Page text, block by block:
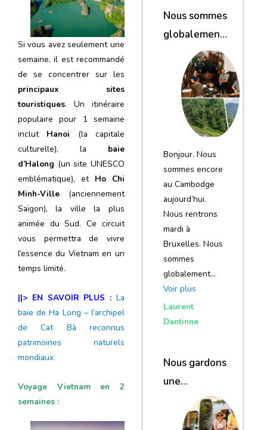
Si vous avez seulement une
semaine, il est recommandé
de se concentrer sur les
principaux sites
touristiques. Un itinéraire
populaire pour 1 semaine
inclut Hanoi (la capitale
culturelle), la baie
d’Halong (un site UNESCO
emblématique), et Ho Chi
Minh-Ville (anciennement
Saïgon), la ville la plus
animée du Sud. Ce circuit
vous permettra de vivre
l’essence du Vietnam en un
temps limité.
||> EN SAVOIR PLUS : La
baie de Ha Long – l’archipel
de Cat Bà reconnus
patrimoines naturels
mondiaux
Voyage Vietnam en 2
semaines :
Nous sommes
globalement
satisfaits du
voyage
Bonjour. Nous
sommes encore
au Cambodge
aujourd’hui.
Nous rentrons
mardi à
Bruxelles. Nous
sommes
globalement…
Voir plus
Laurent
Dantinne
Nous gardons
une
excellente
impression de